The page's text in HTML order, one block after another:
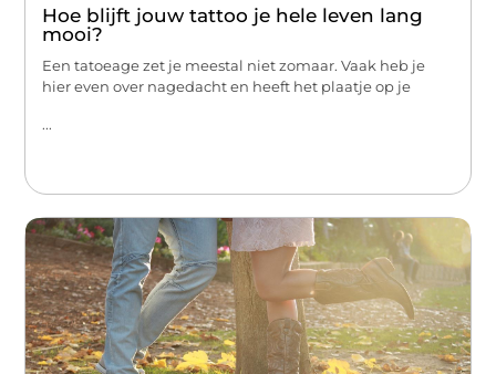
Hoe blijft jouw tattoo je hele leven lang
mooi?
Een tatoeage zet je meestal niet zomaar. Vaak heb je
hier even over nagedacht en heeft het plaatje op je
...